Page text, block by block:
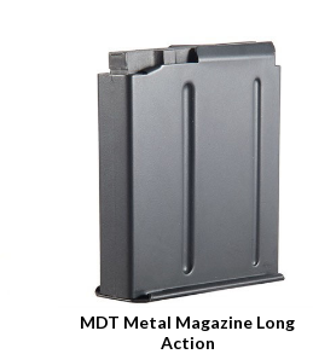
MDT Metal Magazine Long
Action